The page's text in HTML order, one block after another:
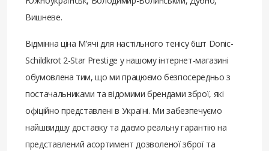
Вишневе.
Відмінна ціна М'ячі для настільного тенісу 6шт Donic-
Schildkrot 2-Star Prestige у нашому інтернет-магазині
обумовлена ​​тим, що ми працюємо безпосередньо з
постачальниками та відомими брендами зброї, які
офіційно представлені в Україні. Ми забезпечуємо
найшвидшу доставку та даємо реальну гарантію на
представлений асортимент дозволеної зброї та